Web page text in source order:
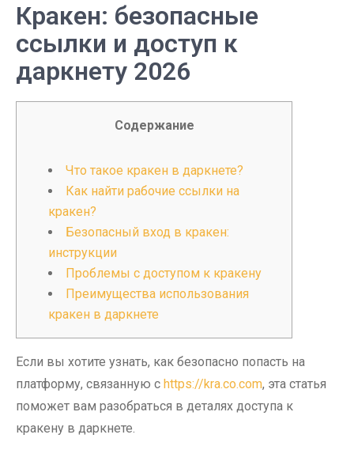
Кракен: безопасные
ссылки и доступ к
даркнету 2026
Содержание
Что такое кракен в даркнете?
Как найти рабочие ссылки на
кракен?
Безопасный вход в кракен:
инструкции
Проблемы с доступом к кракену
Преимущества использования
кракен в даркнете
Если вы хотите узнать, как безопасно попасть на
платформу, связанную с https://kra.co.com, эта статья
поможет вам разобраться в деталях доступа к
кракену в даркнете.